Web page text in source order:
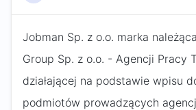
Jobman Sp. z o.o. marka
Group Sp. z o.o. - Agencji Pracy
działającej na podstawie wpisu
podmiotów prowadzących